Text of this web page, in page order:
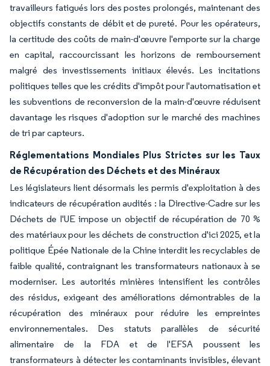
travailleurs fatigués lors des postes prolongés, maintenant des
objectifs constants de débit et de pureté. Pour les opérateurs,
la certitude des coûts de main-d'œuvre l'emporte sur la charge
en capital, raccourcissant les horizons de remboursement
malgré des investissements initiaux élevés. Les incitations
politiques telles que les crédits d'impôt pour l'automatisation et
les subventions de reconversion de la main-d'œuvre réduisent
davantage les risques d'adoption sur le marché des machines
de tri par capteurs.
Réglementations Mondiales Plus Strictes sur les Taux
de Récupération des Déchets et des Minéraux
Les législateurs lient désormais les permis d'exploitation à des
indicateurs de récupération audités : la Directive-Cadre sur les
Déchets de l'UE impose un objectif de récupération de 70 %
des matériaux pour les déchets de construction d'ici 2025, et la
politique Épée Nationale de la Chine interdit les recyclables de
faible qualité, contraignant les transformateurs nationaux à se
moderniser. Les autorités minières intensifient les contrôles
des résidus, exigeant des améliorations démontrables de la
récupération des minéraux pour réduire les empreintes
environnementales. Des statuts parallèles de sécurité
alimentaire de la FDA et de l'EFSA poussent les
transformateurs à détecter les contaminants invisibles, élevant